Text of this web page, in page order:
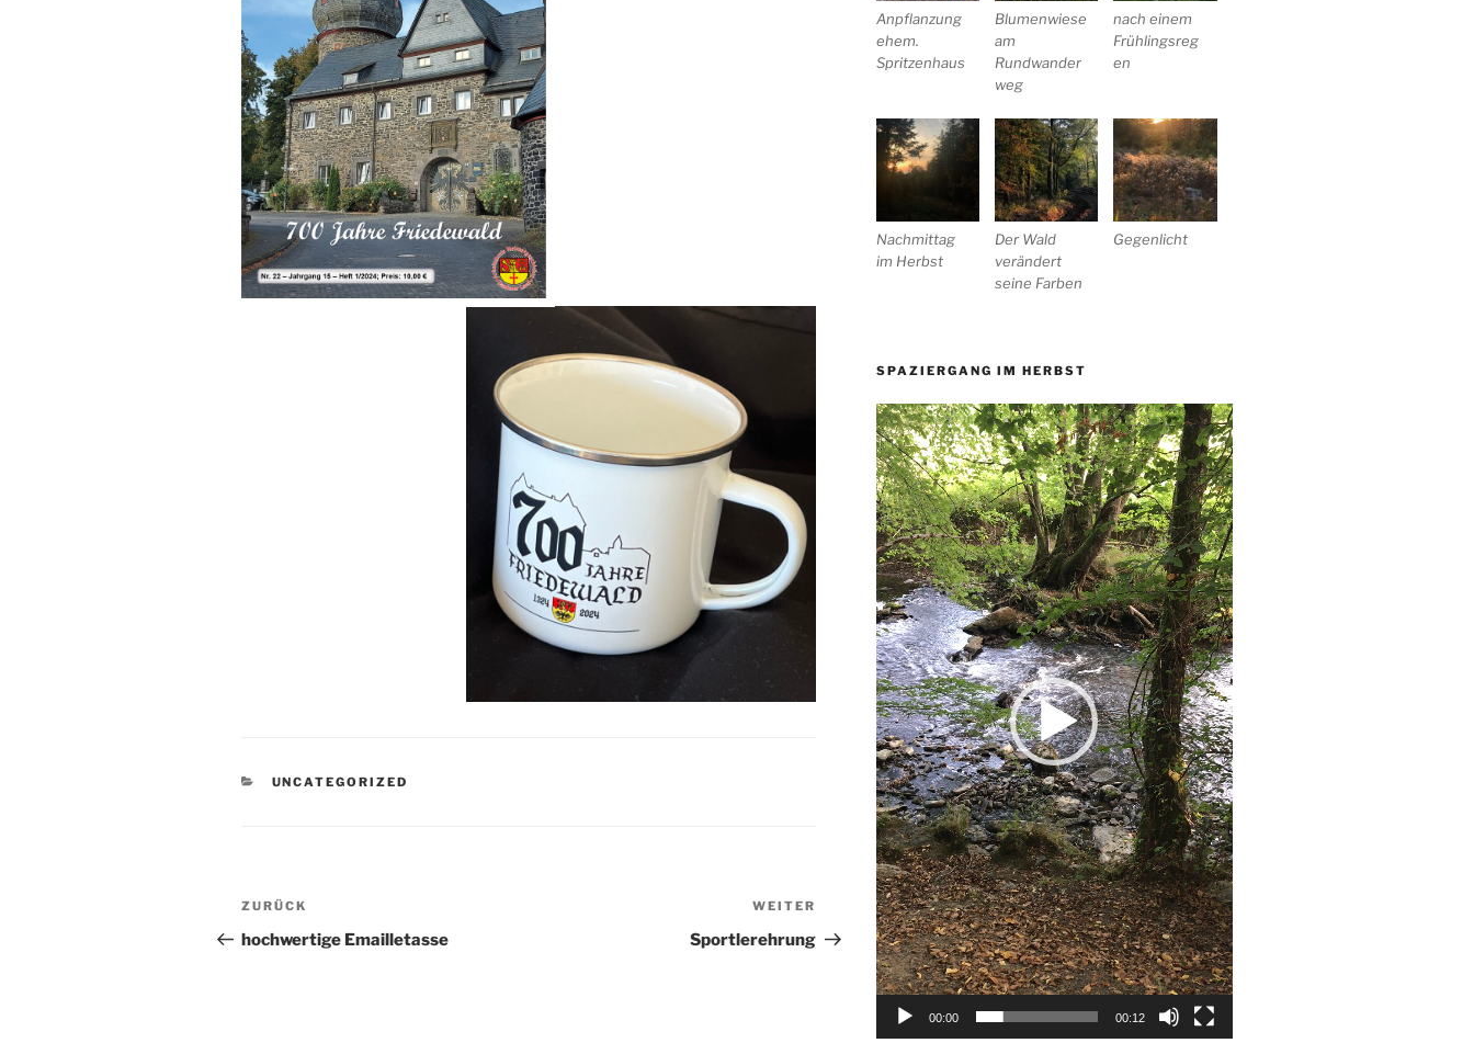
KATEGORIEN
UNCATEGORIZED
Beitragsnavigation
Vorheriger
Beitrag
ZURÜCK
hochwertige Emailletasse
Nächster
Beitrag
WEITER
Sportlerehrung
Anpflanzung
ehem.
Spritzenhaus
Blumenwiese
am
Rundwander
weg
nach einem
Frühlingsreg
en
Nachmittag
im Herbst
Der Wald
verändert
seine Farben
Gegenlicht
SPAZIERGANG IM HERBST
Video-
Player
00:00 00:12